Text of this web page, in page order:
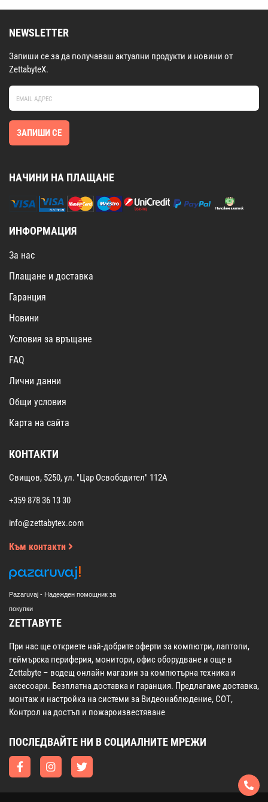
NEWSLETTER
Запиши се за да получаваш актуални продукти и новини от
ZettabyteX.
ЗАПИШИ СЕ
НАЧИНИ НА ПЛАЩАНЕ
ИНФОРМАЦИЯ
За нас
Плащане и доставка
Гаранция
Новини
Условия за връщане
FAQ
Лични данни
Общи условия
Карта на сайта
КОНТАКТИ
Свищов, 5250, ул. "Цар Освободител" 112А
+359 878 36 13 30
info@zettabytex.com
Към контакти
Pazaruvaj - Надежден помощник за
покупки
ZETTABYTE
При нас ще откриете най-добрите оферти за компютри, лаптопи,
геймърска периферия, монитори, офис оборудване и още в
Zettabyte – водещ онлайн магазин за компютърна техника и
аксесоари. Безплатна доставка и гаранция. Предлагаме доставка,
монтаж и настройка на системи за Видеонаблюдение, СОТ,
Контрол на достъп и пожароизвестяване
ПОСЛЕДВАЙТЕ НИ В СОЦИАЛНИТЕ МРЕЖИ